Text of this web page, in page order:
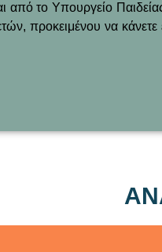
το Υπουργείο
προκειμένου να